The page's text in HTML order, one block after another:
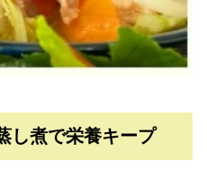
し煮で栄養キープ